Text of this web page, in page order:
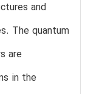
and
The quantum
are
in the